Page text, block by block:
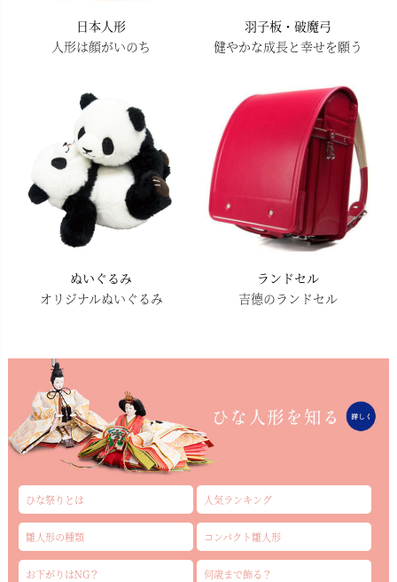
日本人形
人形は顔がいのち
羽子板・破魔弓
健やかな成長と幸せを願う
ぬいぐるみ
オリジナルぬいぐるみ
ランドセル
吉德のランドセル
ひな祭りとは 人気ランキング
雛人形の種類 コンパクト雛人形
お下がりはNG？ 何歳まで飾る？